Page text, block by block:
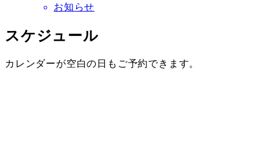
お知らせ
スケジュール
カレンダーが空白の日もご予約できます。